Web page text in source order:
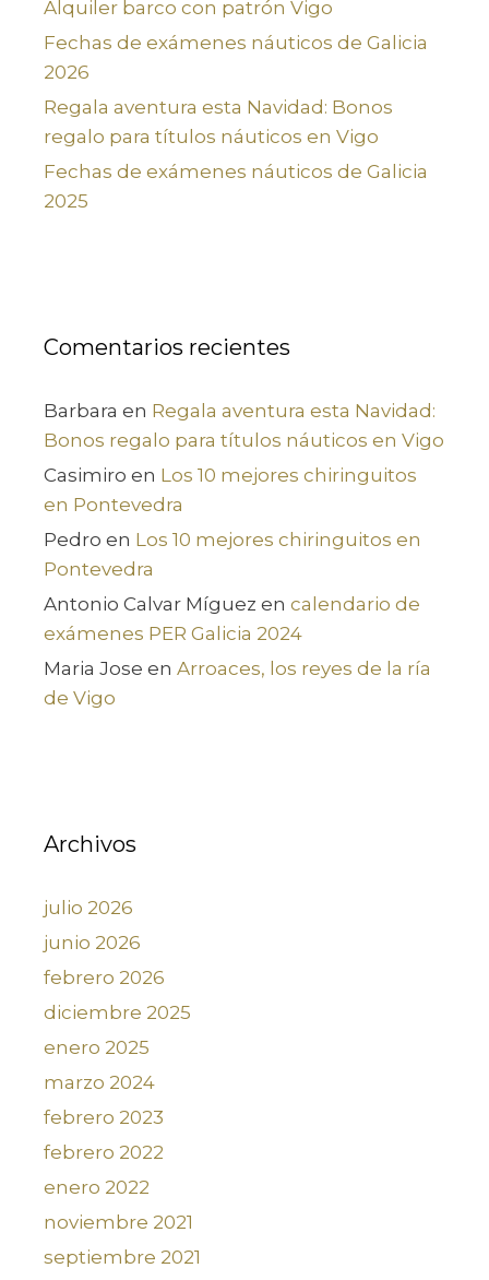
Alquiler barco con patrón Vigo
Fechas de exámenes náuticos de Galicia
2026
Regala aventura esta Navidad: Bonos
regalo para títulos náuticos en Vigo
Fechas de exámenes náuticos de Galicia
2025
Comentarios recientes
Barbara en Regala aventura esta Navidad:
Bonos regalo para títulos náuticos en Vigo
Casimiro en Los 10 mejores chiringuitos
en Pontevedra
Pedro en Los 10 mejores chiringuitos en
Pontevedra
Antonio Calvar Míguez en calendario de
exámenes PER Galicia 2024
Maria Jose en Arroaces, los reyes de la ría
de Vigo
Archivos
julio 2026
junio 2026
febrero 2026
diciembre 2025
enero 2025
marzo 2024
febrero 2023
febrero 2022
enero 2022
noviembre 2021
septiembre 2021